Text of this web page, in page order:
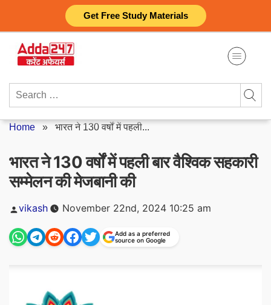
Get Free Study Materials
content
Search
Home » भारत ने 130 वर्षों में पहली...
भारत ने 130 वर्षों में पहली बार वैश्विक सहकारी
सम्मेलन की मेजबानी की
Posted
vikash November 22nd, 2024 10:25 am
Add as a preferred
source on Google